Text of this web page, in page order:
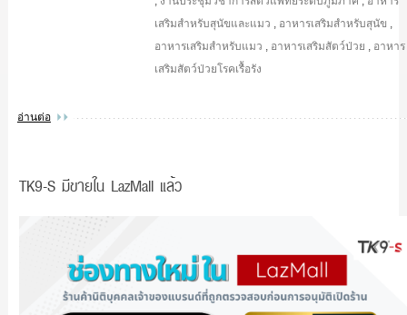
เสริมสำหรับสุนัขและแมว , อาหารเสริมสำหรับสุนัข ,
อาหารเสริมสำหรับแมว , อาหารเสริมสัตว์ป่วย , อาหาร
เสริมสัตว์ป่วยโรคเรื้อรัง
อ่านต่อ
TK9-S มีขายใน LazMall แล้ว